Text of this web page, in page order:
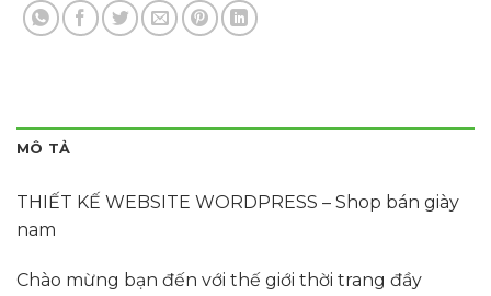
MÔ TẢ
THIẾT KẾ WEBSITE WORDPRESS – Shop bán giày
nam
Chào mừng bạn đến với thế giới thời trang đầy